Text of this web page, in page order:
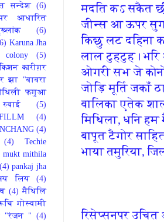
मदति‍ कऽ सकैत
जीन्‍स आ ऊपर
कि‍छु लट दहि‍ना
लाल टुहटुह। भरि‍
ओगरी सभ जे
जोड़ि‍ मूर्ति
वालि‍का एतेक
मि‍थि‍ला, धनि‍
बापूत टैगोर
भाया तमुरि‍या,
रि‍सेप्‍सनपर
सन्देश
(6)
आधारित
(6)
Karuna Jha
colony
(5)
कारीग़र
झा "बावरा
फगुआ
रुबाई
(5)
(4)
(4)
(4)
Techie
mukt mithila
(4) pankaj jha
लिय
(4)
(4) मैथिलि
गोस्वामी
"रंजन " (4)